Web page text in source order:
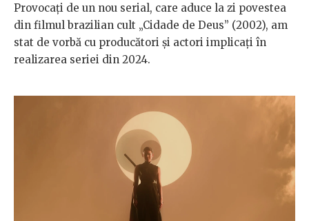
Provocați de un nou serial, care aduce la zi povestea
din filmul brazilian cult „Cidade de Deus” (2002), am
stat de vorbă cu producători și actori implicați în
realizarea seriei din 2024.